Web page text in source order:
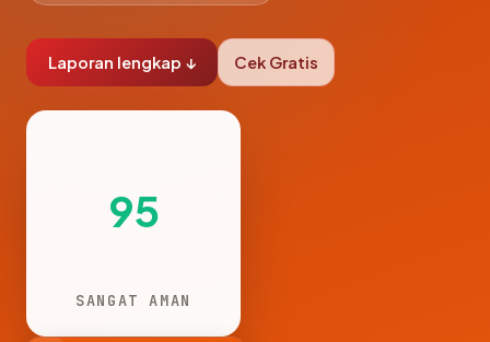
Laporan lengkap ↓ Cek Gratis
95
SANGAT AMAN